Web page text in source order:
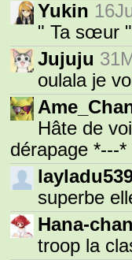
Yukin
" Ta sœur
Jujuju
oulala je
Hâte de
dérapage *---
superbe
Hana-chan
troop la